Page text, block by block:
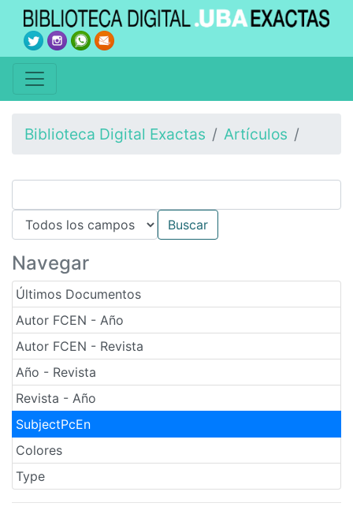
Biblioteca Digital Exactas Artículos
Navegar
Últimos Documentos
Autor FCEN - Año
Autor FCEN - Revista
Año - Revista
Revista - Año
SubjectPcEn
Colores
Type